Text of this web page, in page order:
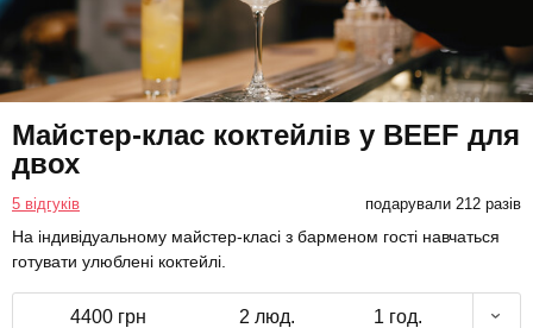
Майстер-клас коктейлів у BEEF для
двох
5 відгуків подарували 212 разів
На індивідуальному майстер-класі з барменом гості навчаться
готувати улюблені коктейлі.
4400 грн 2 люд. 1 год.